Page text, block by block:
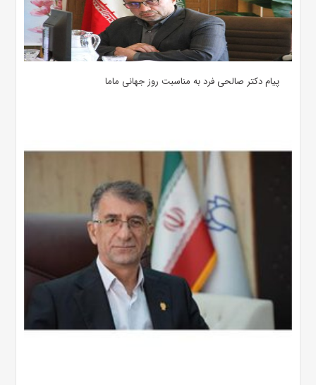
پیام دکتر صالحی فرد به مناسبت روز جهانی ماما